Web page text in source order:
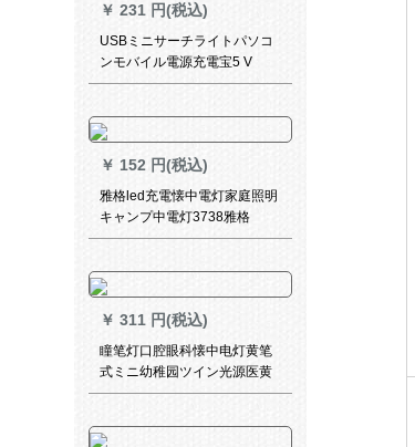
￥ 231 円(税込)
USBミニサーチライトパソコ
ンモバイル電源充電宝5 V
LEDライトUSBポート電球売
イト（USBポート）
￥ 152 円(税込)
雅格led充電懐中電灯家庭照明
キャンプ中電灯3738雅格
3738。
￥ 311 円(税込)
瞳笔灯口腔眼科懐中电灯黄笔
式ミニ幼稚园ツイン光源医黄
光_晶青_懐中电灯